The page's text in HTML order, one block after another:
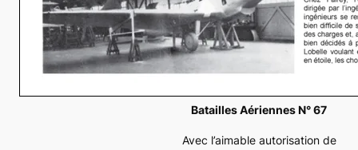
Batailles Aériennes N° 67
Avec l’aimable autorisation de